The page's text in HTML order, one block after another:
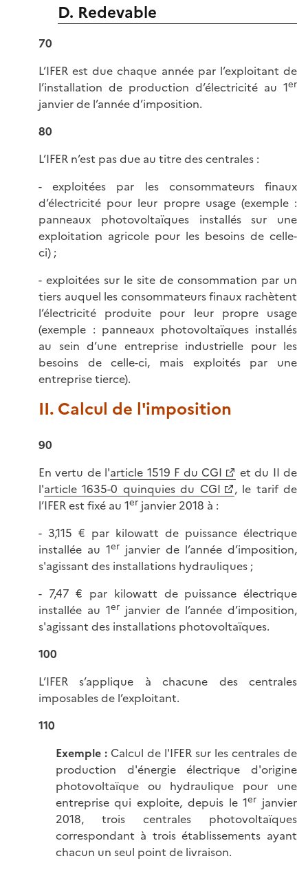
D. Redevable
70
L’IFER est due chaque année par l’exploitant de
l’installation de production d’électricité au 1er
janvier de l’année d’imposition.
80
L’IFER n’est pas due au titre des centrales :
- exploitées par les consommateurs finaux
d’électricité pour leur propre usage (exemple :
panneaux photovoltaïques installés sur une
exploitation agricole pour les besoins de celle-
ci) ;
- exploitées sur le site de consommation par un
tiers auquel les consommateurs finaux rachètent
l’électricité produite pour leur propre usage
(exemple : panneaux photovoltaïques installés
au sein d’une entreprise industrielle pour les
besoins de celle-ci, mais exploités par une
entreprise tierce).
II. Calcul de l'imposition
90
En vertu de l'article 1519 F du CGI
et du II de
l'article 1635-0 quinquies du CGI
, le tarif de
l’IFER est fixé au 1er janvier 2018 à :
- 3,115 € par kilowatt de puissance électrique
installée au 1er janvier de l’année d’imposition,
s'agissant des installations hydrauliques ;
- 7,47 € par kilowatt de puissance électrique
installée au 1er janvier de l’année d’imposition,
s'agissant des installations photovoltaïques.
100
L’IFER s’applique à chacune des centrales
imposables de l’exploitant.
110
Exemple : Calcul de l'IFER sur les centrales de
production d'énergie électrique d'origine
photovoltaïque ou hydraulique pour une
entreprise qui exploite, depuis le 1er janvier
2018, trois centrales photovoltaïques
correspondant à trois établissements ayant
chacun un seul point de livraison.